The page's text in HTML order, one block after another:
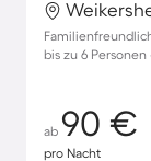
bis zu 6
ab 90 €
pro Nacht